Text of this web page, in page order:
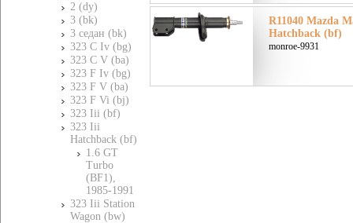
2 (dy)
3 (bk)
3 седан (bk)
323 C Iv (bg)
323 C V (ba)
323 F Iv (bg)
323 F V (ba)
323 F Vi (bj)
323 Iii (bf)
323 Iii
Hatchback (bf)
1.6 GT
Turbo
(BF1),
1985-1991
323 Iii Station
Wagon (bw)
R11040 Mazda
Hatchback (bf)
monroe-9931